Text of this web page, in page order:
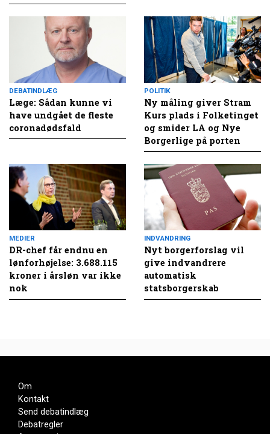
DEBATINDLÆG
Læge: Sådan kunne vi
have undgået de fleste
coronadødsfald
POLITIK
Ny måling giver Stram
Kurs plads i Folketinget
og smider LA og Nye
Borgerlige på porten
MEDIER
DR-chef får endnu en
lønforhøjelse: 3.688.115
kroner i årsløn var ikke
nok
INDVANDRING
Nyt borgerforslag vil
give indvandrere
automatisk
statsborgerskab
Om
Kontakt
Send debatindlæg
Debatregler